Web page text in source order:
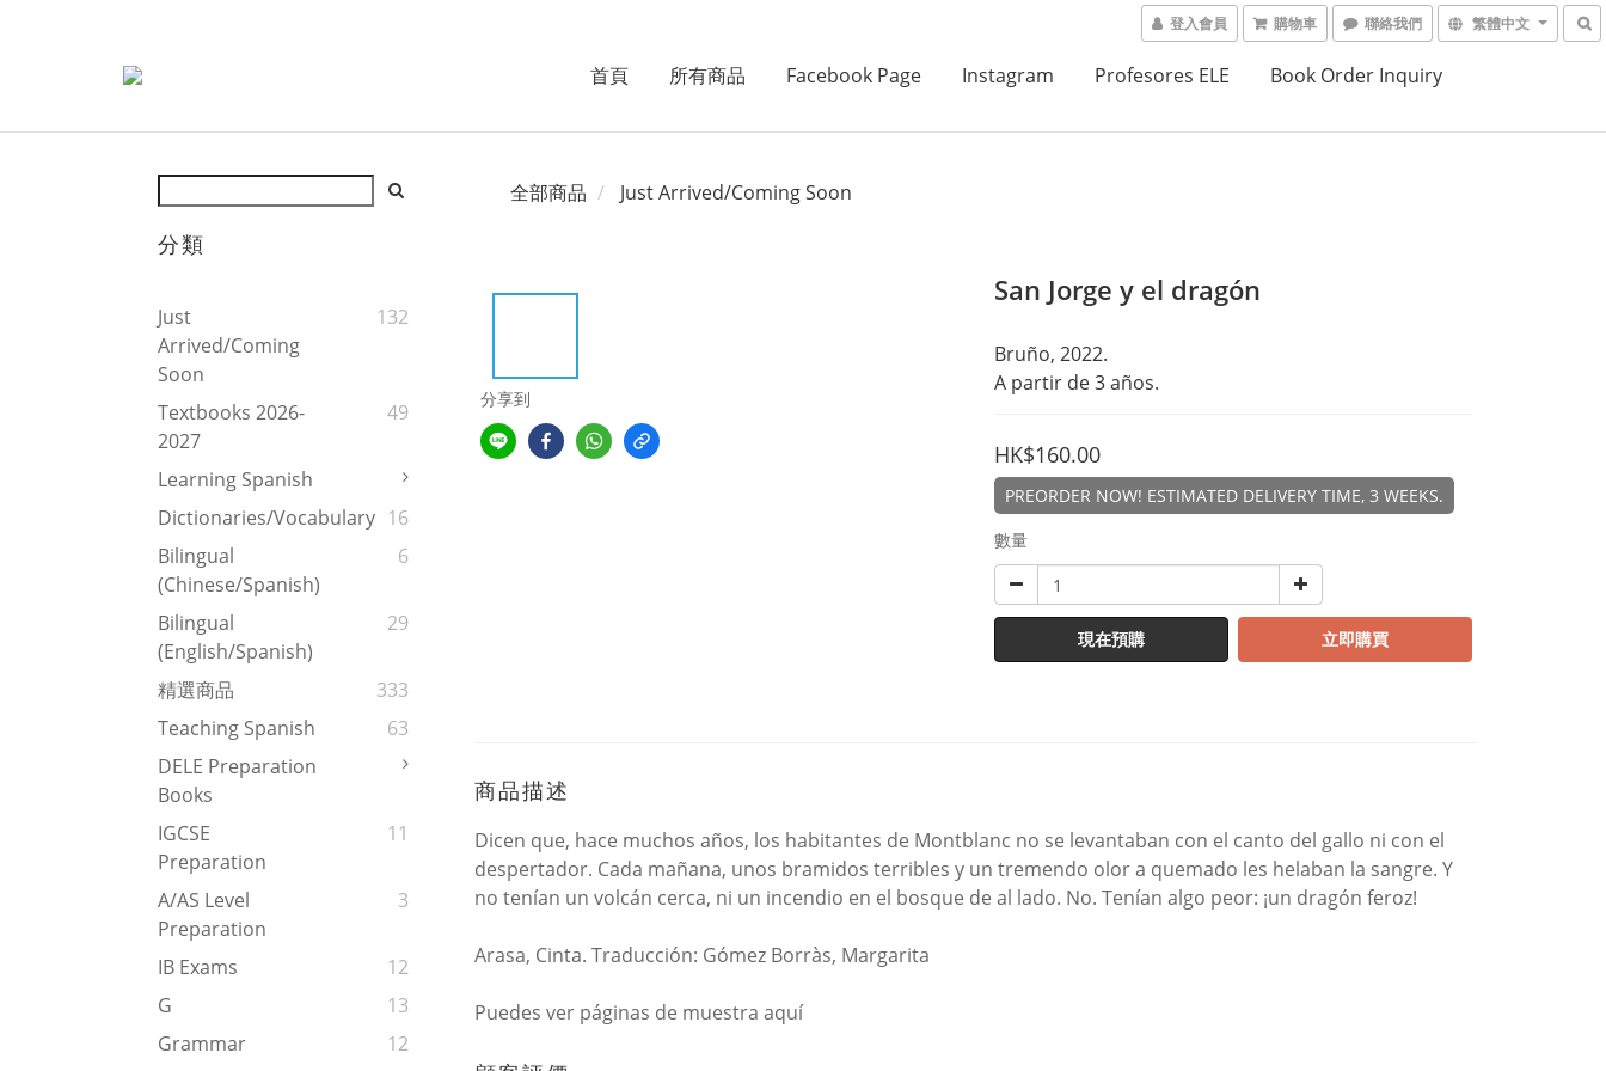
登入會員 購物車 聯絡我們 繁體中文
首頁 所有商品 Facebook Page Instagram Profesores ELE Book Order Inquiry
分類
Just
Arrived/Coming
Soon
132
Textbooks 2026-
2027
49
Learning Spanish
Dictionaries/Vocabulary 16
Bilingual
(Chinese/Spanish)
6
Bilingual
(English/Spanish)
29
精選商品
333
Teaching Spanish
63
DELE Preparation
Books
IGCSE
Preparation
11
A/AS Level
Preparation
3
IB Exams
12
G
13
Grammar
12
全部商品 Just Arrived/Coming Soon
分享到
San Jorge y el dragón
Bruño, 2022.
A partir de 3 años.
HK$160.00
PREORDER NOW! ESTIMATED DELIVERY TIME, 3 WEEKS.
數量
現在預購 立即購買
商品描述
Dicen que, hace muchos años, los habitantes de Montblanc no se levantaban con el canto del gallo ni con el
despertador. Cada mañana, unos bramidos terribles y un tremendo olor a quemado les helaban la sangre. Y
no tenían un volcán cerca, ni un incendio en el bosque de al lado. No. Tenían algo peor: ¡un dragón feroz!
Arasa, Cinta. Traducción: Gómez Borràs, Margarita
Puedes ver páginas de muestra aquí